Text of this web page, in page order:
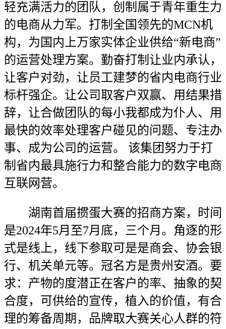
轻充满活力的团队，创制属于青年重生力
的电商从力军。打制全国领先的MCN机
构，为国内上万家实体企业供给“新电商”
的运营处理方案。勤奋打制让业内承认，
让客户对劲，让员工建梦的省内电商行业
标杆强企。让公司取客户双赢、用结果措
辞，让合做团队的每小我都成为仆人、用
最快的效率处理客户碰见的问题、专注办
事、成为公司的运营。 该集团努力于打
制省内最具施行力和整合能力的数字电商
互联网营。
湖南首届掼蛋大赛的招商方案，时间
是2024年5月至7月底，三个月。角逐的形
式是线上，线下参取可是是商会、协会银
行、机关单元等。冠名方是贵州安酒。要
求：产物的度潜正在客户的率、抽象的契
合度，可供给的宣传，植入的价值，有合
理的筹备周期，品牌取大赛关心人群的符